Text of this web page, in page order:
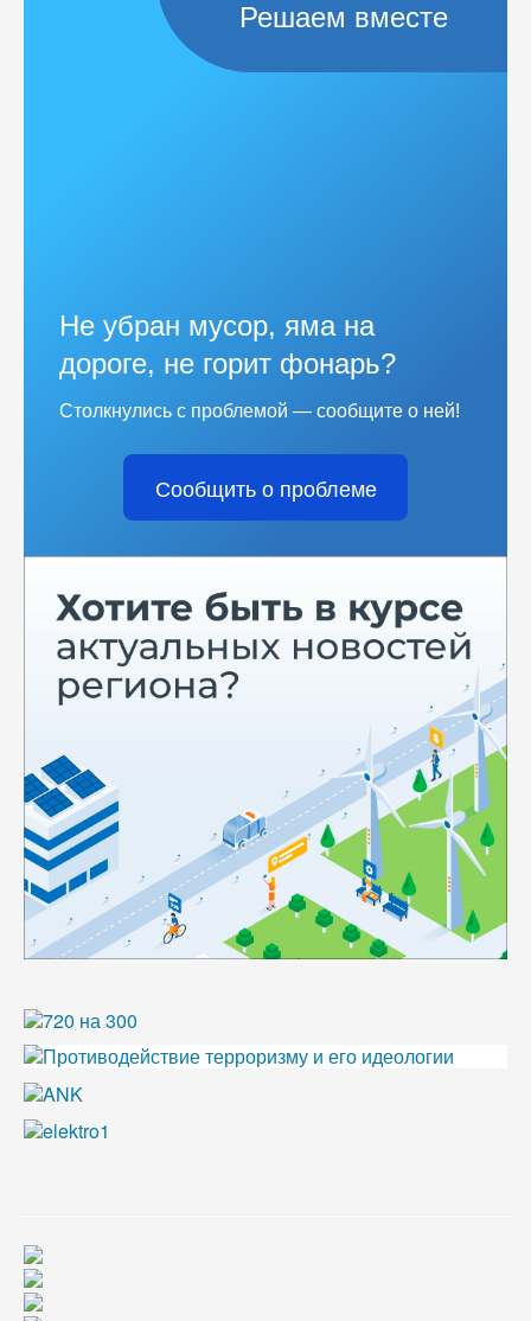
Решаем вместе
Не убран мусор, яма на
дороге, не горит фонарь?
Столкнулись с проблемой — сообщите о ней!
Сообщить о проблеме